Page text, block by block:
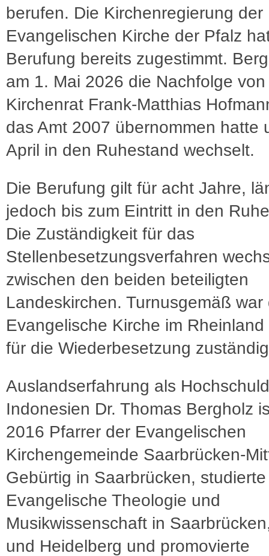
berufen. Die Kirchenregierung der
Evangelischen Kirche der Pfalz
Berufung bereits zugestimmt.
am 1. Mai 2026 die Nachfolge von
Kirchenrat Frank-Matthias
das Amt 2007 übernommen hatte
April in den Ruhestand wechselt.
Die Berufung gilt für acht Jahre,
jedoch bis zum Eintritt in den
Die Zuständigkeit für das
Stellenbesetzungsverfahren
zwischen den beiden beteiligten
Landeskirchen. Turnusgemäß war
Evangelische Kirche im Rheinland
für die Wiederbesetzung
Auslandserfahrung als
Indonesien Dr. Thomas Bergholz
2016 Pfarrer der Evangelischen
Kirchengemeinde Saarbrücken-
Gebürtig in Saarbrücken,
Evangelische Theologie und
Musikwissenschaft in
und Heidelberg und promovierte